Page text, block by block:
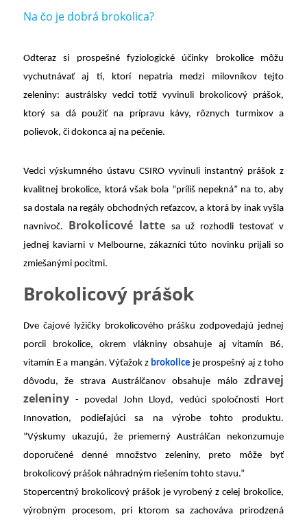
Na čo je dobrá brokolica?
Odteraz si prospešné fyziologické účinky brokolice môžu
vychutnávať aj tí, ktorí nepatria medzi milovníkov tejto
zeleniny: austrálsky vedci totiž vyvinuli brokolicový prášok,
ktorý sa dá použiť na prípravu kávy, rôznych turmixov a
polievok, či dokonca aj na pečenie.
Vedci výskumného ústavu CSIRO vyvinuli instantný prášok z
kvalitnej brokolice, ktorá však bola “príliš nepekná” na to, aby
sa dostala na regály obchodných reťazcov, a ktorá by inak vyšla
navnivoč. Brokolicové latte sa už rozhodli testovať v
jednej kaviarni v Melbourne, zákazníci túto novinku prijali so
zmiešanými pocitmi.
Brokolicový prášok
Dve čajové lyžičky brokolicového prášku zodpovedajú jednej
porcii brokolice, okrem vlákniny obsahuje aj vitamín B6,
vitamín E a mangán. Výťažok z brokolice je prospešný aj z toho
dôvodu, že strava Austrálčanov obsahuje málo zdravej
zeleniny - povedal John Lloyd, vedúci spoločnosti Hort
Innovation, podieľajúci sa na výrobe tohto produktu.
“Výskumy ukazujú, že priemerný Austrálčan nekonzumuje
doporučené denné množstvo zeleniny, preto môže byť
brokolicový prášok náhradným riešením tohto stavu.”
Stopercentný brokolicový prášok je vyrobený z celej brokolice,
výrobným procesom, pri ktorom sa zachováva prirodzená